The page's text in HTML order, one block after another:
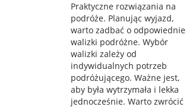
Praktyczne rozwiązania na
podróże. Planując wyjazd,
warto zadbać o odpowiednie
walizki podróżne. Wybór
walizki zależy od
indywidualnych potrzeb
podróżującego. Ważne jest,
aby była wytrzymała i lekka
jednocześnie. Warto zwrócić